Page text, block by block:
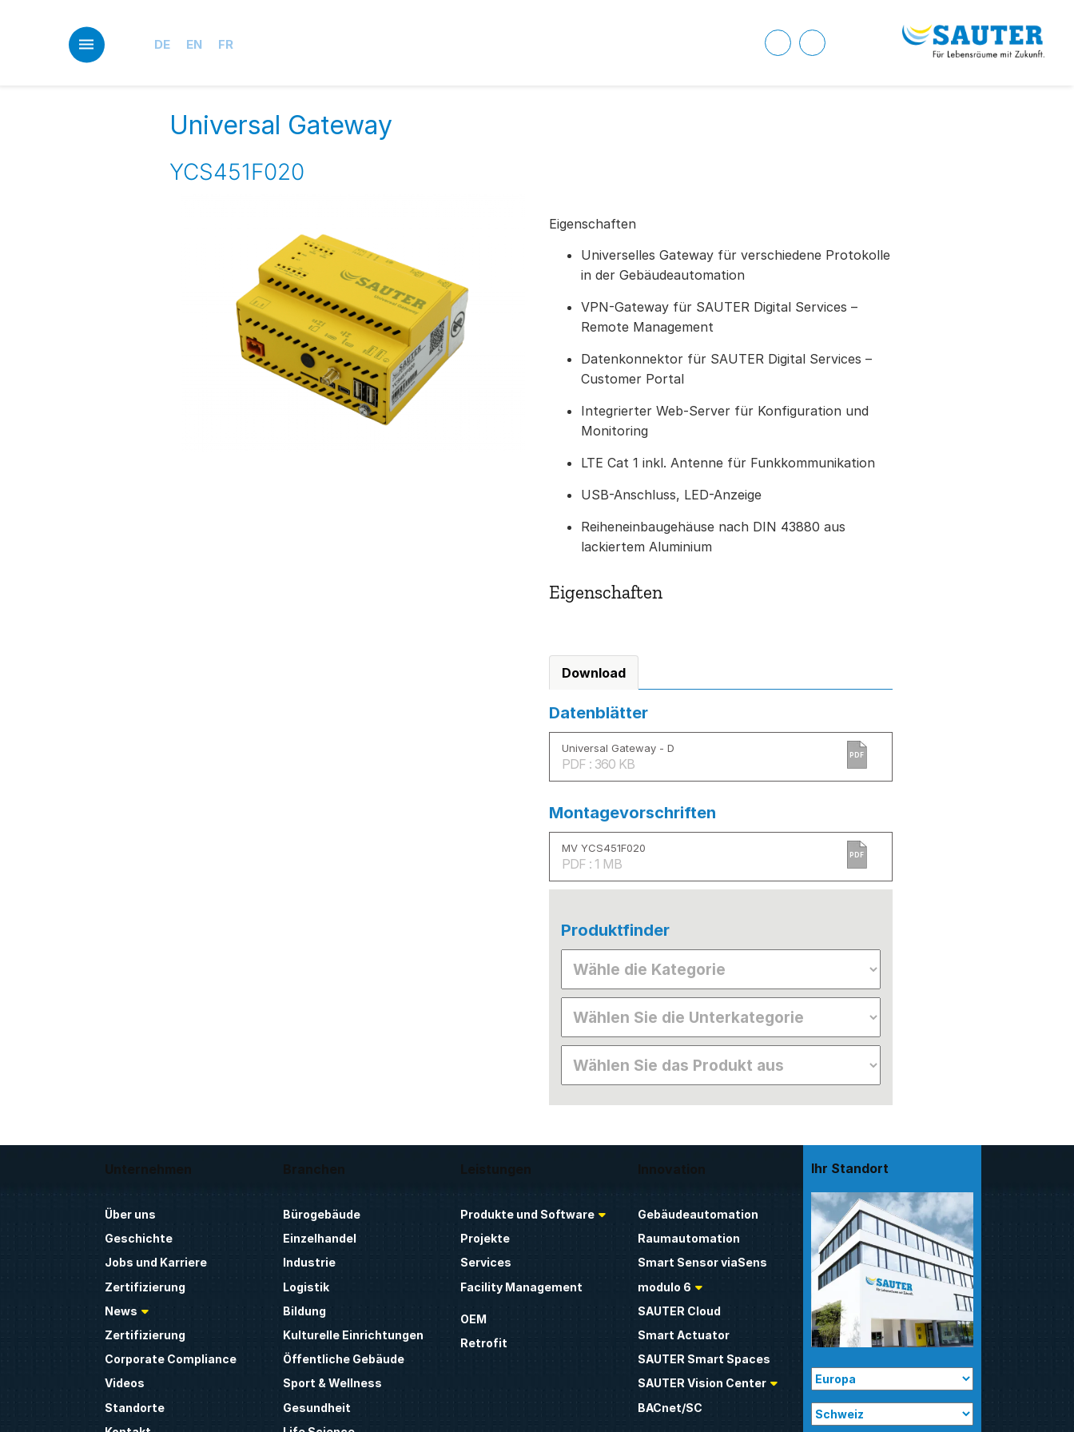
DE EN FR
Universal Gateway
YCS451F020
Eigenschaften
Universelles Gateway für verschiedene Protokolle
in der Gebäudeautomation
VPN-Gateway für SAUTER Digital Services –
Remote Management
Datenkonnektor für SAUTER Digital Services –
Customer Portal
Integrierter Web-Server für Konfiguration und
Monitoring
LTE Cat 1 inkl. Antenne für Funkkommunikation
USB-Anschluss, LED-Anzeige
Reiheneinbaugehäuse nach DIN 43880 aus
lackiertem Aluminium
Eigenschaften
Download
Datenblätter
Universal Gateway - D
PDF : 360 KB
PDF
Montagevorschriften
MV YCS451F020
PDF : 1 MB
PDF
Produktfinder
Unternehmen
Über uns
Geschichte
Jobs und Karriere
Zertifizierung
News
Zertifizierung
Corporate Compliance
Videos
Standorte
Branchen
Bürogebäude
Einzelhandel
Industrie
Logistik
Bildung
Kulturelle Einrichtungen
Öffentliche Gebäude
Sport & Wellness
Gesundheit
Leistungen
Produkte und Software
Projekte
Services
Facility Management
OEM
Retrofit
Innovation
Gebäudeautomation
Raumautomation
Smart Sensor viaSens
modulo 6
SAUTER Cloud
Smart Actuator
SAUTER Smart Spaces
SAUTER Vision Center
BACnet/SC
Ihr Standort